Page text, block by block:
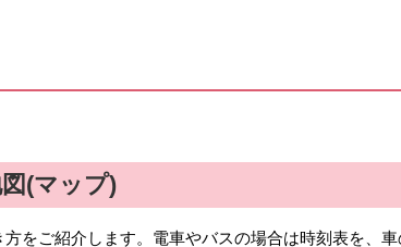
(マップ)
をご紹介します。電車やバスの場合は時刻表を、